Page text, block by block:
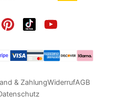
& ZahlungWiderrufAGB